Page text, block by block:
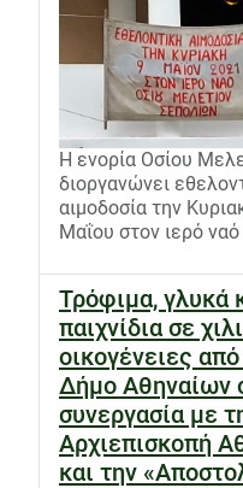
Η ενορία Οσίου
διοργανώνει
αιμοδοσία την
Μαΐου στον ιερό ναό
Τρόφιμα, γλυκά
παιχνίδια σε
οικογένειες
Δήμο Αθηναίων
συνεργασία με
Αρχιεπισκοπή
και την